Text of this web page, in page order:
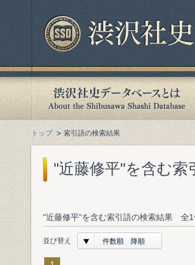
トップ 索引語の検索結果
"近藤修平"を含む索
"近藤修平"を含む索引語の検索結果 全
並び替え 件数順 降順